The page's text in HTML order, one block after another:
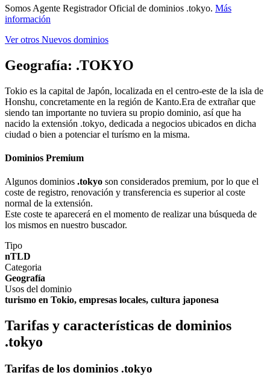
Somos Agente Registrador Oficial de dominios .tokyo. Más
información
Ver otros Nuevos dominios
Geografía: .TOKYO
Tokio es la capital de Japón, localizada en el centro-este de la isla de
Honshu, concretamente en la región de Kanto.Era de extrañar que
siendo tan importante no tuviera su propio dominio, así que ha
nacido la extensión .tokyo, dedicada a negocios ubicados en dicha
ciudad o bien a potenciar el turísmo en la misma.
Dominios Premium
Algunos dominios .tokyo son considerados premium, por lo que el
coste de registro, renovación y transferencia es superior al coste
normal de la extensión.
Este coste te aparecerá en el momento de realizar una búsqueda de
los mismos en nuestro buscador.
Tipo
nTLD
Categoria
Geografía
Usos del dominio
turismo en Tokio, empresas locales, cultura japonesa
Tarifas y características de dominios
.tokyo
Tarifas de los dominios .tokyo